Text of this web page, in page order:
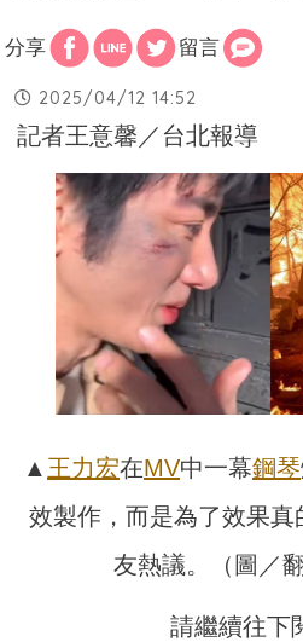
分享 留言
2025/04/12 14:52
記者王意馨／台北報導
▲王力宏在MV中一幕鋼琴
效製作，而是為了效果真
友熱議。（圖／
請繼續往下